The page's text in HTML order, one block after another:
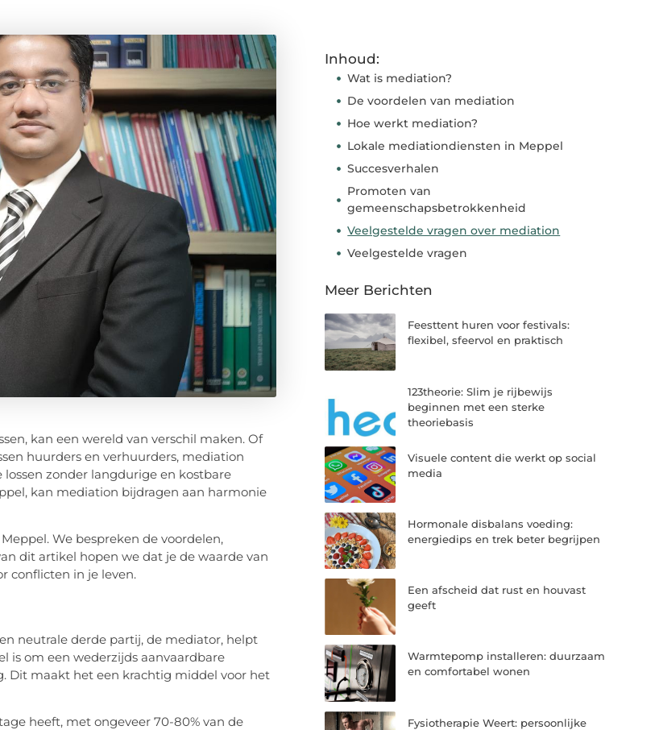
kan een wereld van verschil maken. Of
huurders en verhuurders, mediation
zonder langdurige en kostbare
kan mediation bijdragen aan harmonie
We bespreken de voordelen,
dit artikel hopen we dat je de waarde van
conflicten in je leven.
neutrale derde partij, de mediator, helpt
is om een wederzijds aanvaardbare
Dit maakt het een krachtig middel voor het
heeft, met ongeveer 70-80% van de
Inhoud:
Wat is mediation?
De voordelen van mediation
Hoe werkt mediation?
Lokale mediationdiensten in Meppel
Succesverhalen
Promoten van
gemeenschapsbetrokkenheid
Veelgestelde vragen over mediation
Veelgestelde vragen
Meer Berichten
Feesttent huren voor festivals:
flexibel, sfeervol en praktisch
123theorie: Slim je rijbewijs
beginnen met een sterke
theoriebasis
Visuele content die werkt op social
media
Hormonale disbalans voeding:
energiedips en trek beter begrijpen
Een afscheid dat rust en houvast
geeft
Warmtepomp installeren: duurzaam
en comfortabel wonen
Fysiotherapie Weert: persoonlijke